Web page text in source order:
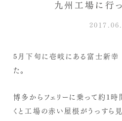
九州工場に行っ
5月下旬に壱岐にある富士新幸
た。
博多からフェリーに乗って約1
くと工場の赤い屋根がうっすら